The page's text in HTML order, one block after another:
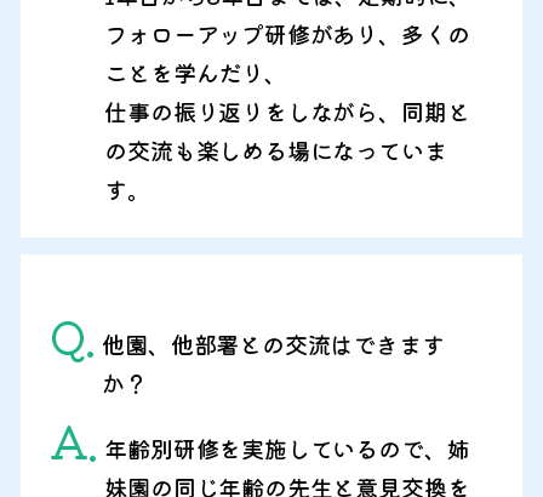
フォローアップ研修があり、多くの
ことを学んだり、
仕事の振り返りをしながら、同期と
の交流も楽しめる場になっていま
す。
Q. 他園、他部署との交流はできます
か？
A. 年齢別研修を実施しているので、姉
妹園の同じ年齢の先生と意見交換を